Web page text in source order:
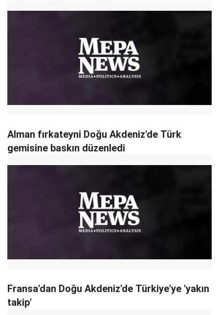
Alman fırkateyni Doğu Akdeniz'de Türk
gemisine baskın düzenledi
Fransa'dan Doğu Akdeniz'de Türkiye'ye 'yakın
takip'